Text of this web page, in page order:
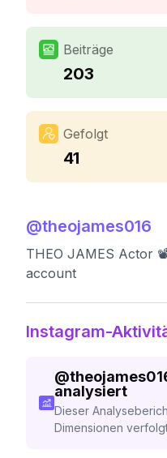
Beiträge
203
Gefolgt
41
@theojames016
THEO JAMES Actor
account
Instagram-
@
analysiert
Dieser
Dimensionen